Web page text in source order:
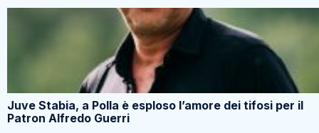
Juve Stabia, a Polla è esploso l’amore dei tifosi per il
Patron Alfredo Guerri